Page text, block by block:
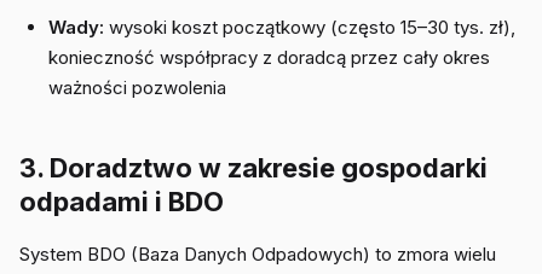
Wady: wysoki koszt początkowy (często 15–30 tys. zł),
konieczność współpracy z doradcą przez cały okres
ważności pozwolenia
3. Doradztwo w zakresie gospodarki
odpadami i BDO
System BDO (Baza Danych Odpadowych) to zmora wielu